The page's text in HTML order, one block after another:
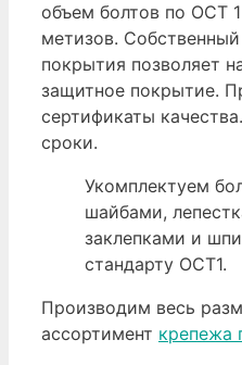
объем болтов по ОСТ
метизов. Собственный
покрытия позволяет
защитное покрытие.
сертификаты
сроки.
Укомплектуем
шайбами,
заклепками и
стандарту ОСТ1.
Производим весь
ассортимент крепежа